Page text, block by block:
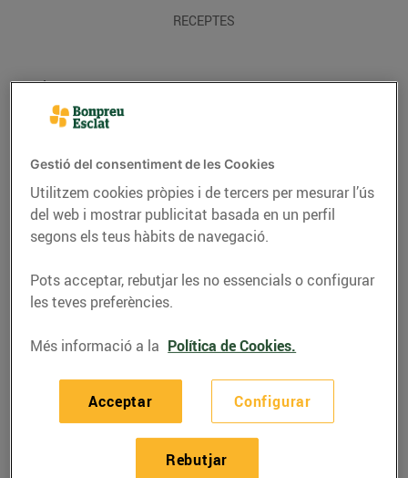
RECEPTES
RECEPTES
Lasanya de tofu i
espinacs
01/d’octubre/2020
Ingredients (4 persones):
Gestió del consentiment de les Cookies
Utilitzem cookies pròpies i de tercers per mesurar l’ús
del web i mostrar publicitat basada en un perfil
segons els teus hàbits de navegació.
Pots acceptar, rebutjar les no essencials o configurar
les teves preferències.
Més informació a la Política de Cookies.
Configurar
Rebutjar
Acceptar